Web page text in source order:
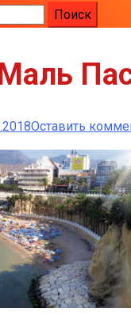
Оставить